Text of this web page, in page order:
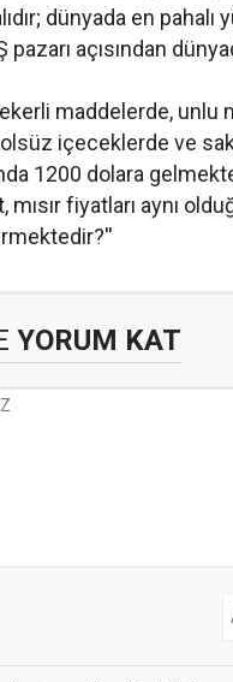
dünyada en
pazarı açısından
maddelerde, unlu
içeceklerde ve
1200 dolara
mısır fiyatları aynı
YORUM KAT